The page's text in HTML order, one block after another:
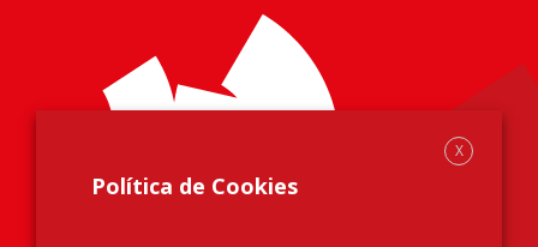
X
Política de Cookies